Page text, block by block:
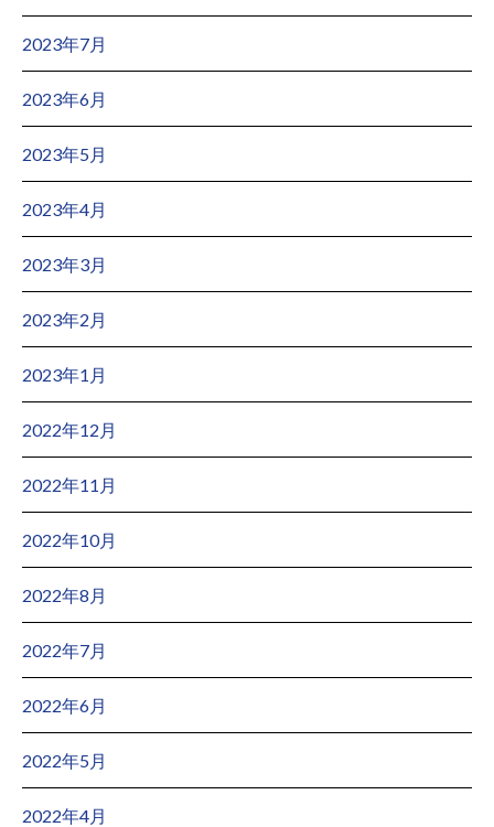
2023年7月
2023年6月
2023年5月
2023年4月
2023年3月
2023年2月
2023年1月
2022年12月
2022年11月
2022年10月
2022年8月
2022年7月
2022年6月
2022年5月
2022年4月